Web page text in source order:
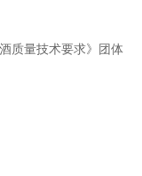
质量技术要求》团体